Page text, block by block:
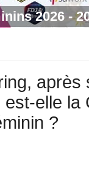
les coulisses de la FDJ
2026 -
après
est-elle la
?